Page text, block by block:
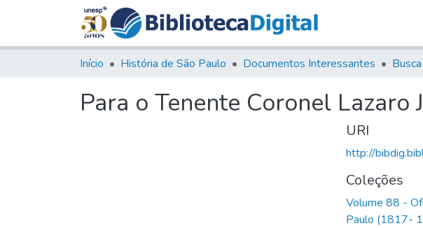
Início História de São Paulo Documentos Interessantes
Para o Tenente Coronel Lazaro
URI
http://
Coleções
Volume 88 -
Paulo (1817-